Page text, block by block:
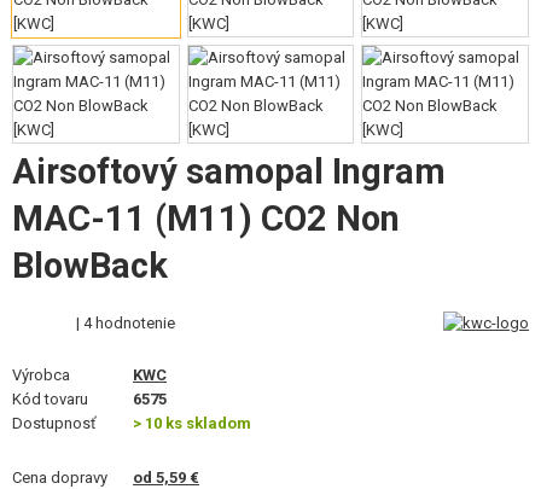
GRANÁTOMETY, GRANÁTY
GULIČKY, PLYN
AKUMULÁTORY, NABÍJAČKY
ZÁSOBNÍKY, PLNIČKY
OKULIARE, MASKY
VÝSTROJ, UNIFORMY, PÚZDRA
MASKOVANIE, FARBY, PÁSKY
VYSIELAČKY, HEADSETY, KAMERY
DOPLNKY K ZBRANIAM, POPRUHY
Airsoftový samopal Ingram
MAC-11 (M11) CO2 Non
BlowBack
| 4 hodnotenie
Výrobca
KWC
Kód tovaru
6575
Dostupnosť
> 10 ks skladom
Cena dopravy od 5,59 €